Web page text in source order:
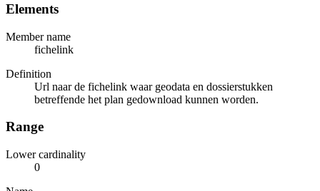
Elements
Member name
fichelink
Definition
Url naar de fichelink waar geodata en dossierstukken
betreffende het plan gedownload kunnen worden.
Range
Lower cardinality
0